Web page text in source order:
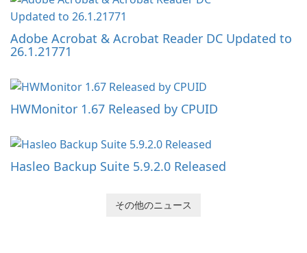
Adobe Acrobat & Acrobat Reader DC Updated to
26.1.21771
HWMonitor 1.67 Released by CPUID
Hasleo Backup Suite 5.9.2.0 Released
その他のニュース